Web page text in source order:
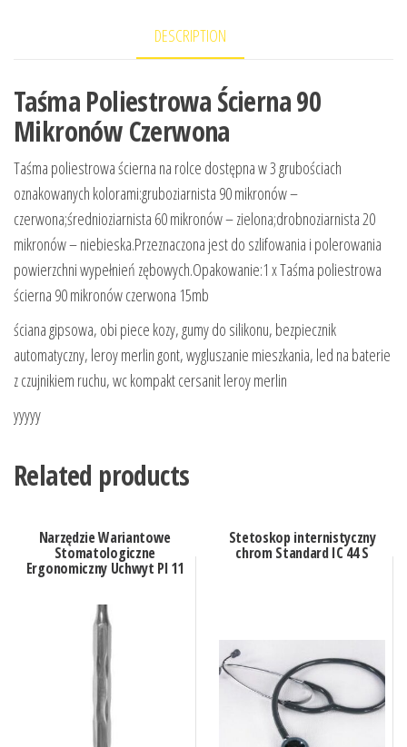
DESCRIPTION
Taśma Poliestrowa Ścierna 90
Mikronów Czerwona
Taśma poliestrowa ścierna na rolce dostępna w 3 grubościach
oznakowanych kolorami:gruboziarnista 90 mikronów –
czerwona;średnioziarnista 60 mikronów – zielona;drobnoziarnista 20
mikronów – niebieska.Przeznaczona jest do szlifowania i polerowania
powierzchni wypełnień zębowych.Opakowanie:1 x Taśma poliestrowa
ścierna 90 mikronów czerwona 15mb
ściana gipsowa, obi piece kozy, gumy do silikonu, bezpiecznik
automatyczny, leroy merlin gont, wygluszanie mieszkania, led na baterie
z czujnikiem ruchu, wc kompakt cersanit leroy merlin
yyyyy
Related products
Narzędzie Wariantowe
Stomatologiczne
Ergonomiczny Uchwyt Pl 11
Stetoskop internistyczny
chrom Standard IC 44 S